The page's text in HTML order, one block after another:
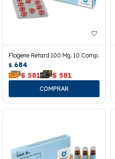
Flogene Retard 100 Mg. 10 Comp.
$ 684
$ 581 $ 581